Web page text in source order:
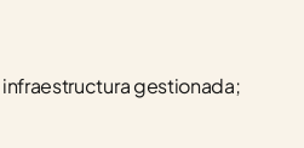
gestionada;